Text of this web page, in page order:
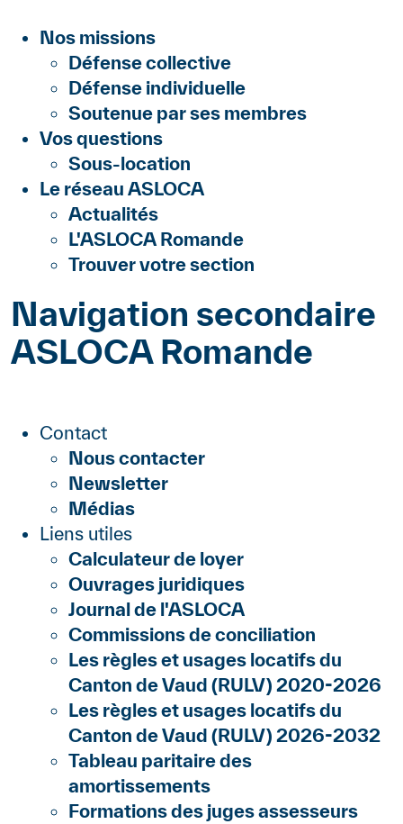
Nos missions
Défense collective
Défense individuelle
Soutenue par ses membres
Vos questions
Sous-location
Le réseau ASLOCA
Actualités
L'ASLOCA Romande
Trouver votre section
Navigation secondaire
ASLOCA Romande
Contact
Nous contacter
Newsletter
Médias
Liens utiles
Calculateur de loyer
Ouvrages juridiques
Journal de l'ASLOCA
Commissions de conciliation
Les règles et usages locatifs du
Canton de Vaud (RULV) 2020-2026
Les règles et usages locatifs du
Canton de Vaud (RULV) 2026-2032
Tableau paritaire des
amortissements
Formations des juges assesseurs